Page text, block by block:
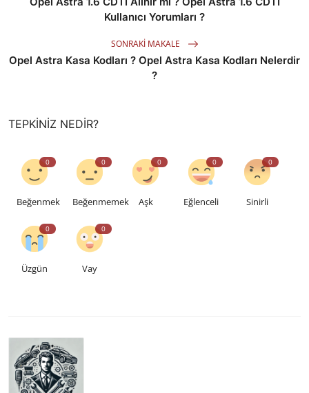
Kullanıcı Yorumları ?
SONRAKI MAKALE
Opel Astra Kasa Kodları ? Opel Astra Kasa Kodları Nelerdir
?
TEPKINIZ NEDIR?
0
Beğenmek
0
Beğenmemek
0
Aşk
0
Eğlenceli
0
Sinirli
0
Üzgün
0
Vay